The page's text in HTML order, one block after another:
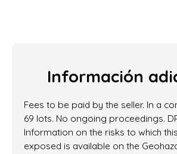
Información
Fees to be paid by the seller. In a
69 lots. No ongoing proceedings.
Information on the risks to which
exposed is available on the